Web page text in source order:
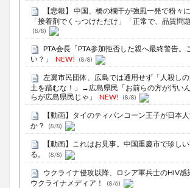
【悲報】 中国、橋の欄干が強風一発で粉々
「接着剤でくっつけただけ」「正常で、品質問
(8/8)
PTA会長「PTA参加拒否した親へ最終警告。
い？」
NEW! (8/8)
左翼市民団体、広島では通用せず「人殺し
土を踏むな！」→広島県民「お前らの方が汚い
らが広島県民じゃ」
NEW! (8/8)
【動画】タイのティパンコーン王子が日本
か？
(8/8)
【動画】これはお見事。中国重慶市で珍し
る。
(8/8)
ウクライナ侵攻以降、ロシア軍兵士のHIV感
ウクライナメディア！
(8/6)